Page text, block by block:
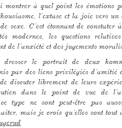
montrer à quel point les émotions
l’extase et la joie vers un
sexe. C’est étonnant de constater
modernes, les questions
de l’anxiété et des jugements
le portrait de deux
par des liens privilégiés d’amitié
discuter librement de leurs
dans le point de vue de
type ne sont peut-être pas
mais je crois qu’elles sont tout